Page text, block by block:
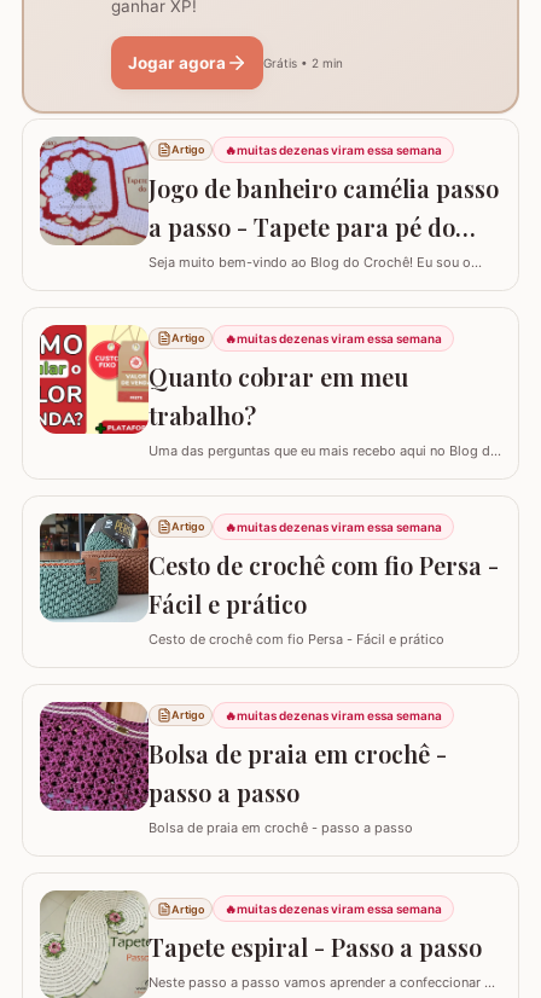
ganhar XP!
Jogar agora Grátis • 2 min
Artigo 🔥muitas dezenas viram essa semana
Jogo de banheiro camélia passo
a passo - Tapete para pé do
vaso
Seja muito bem-vindo ao Blog do Crochê! Eu sou o
tapete camélia para o pé do vaso sanitário. Este passo
a passo foi elaborado com muito carinho para que você
complete seu jogo de banheiro com perfeição. É uma
peça com encaixe preciso e um…
Artigo 🔥muitas dezenas viram essa semana
Quanto cobrar em meu
trabalho?
Uma das perguntas que eu mais recebo aqui no Blog do
quem já tem estrada, é: "Samuel, quanto eu devo cobrar
pelas minhas peças?". Eu sei que muitas vezes o medo
de cobrar o valor justo e não vender fala mais alto, mas
hoje eu quero te ajudar a mudar…
Artigo 🔥muitas dezenas viram essa semana
Cesto de crochê com fio Persa -
Fácil e prático
Cesto de crochê com fio Persa - Fácil e prático
Artigo 🔥muitas dezenas viram essa semana
Bolsa de praia em crochê -
passo a passo
Bolsa de praia em crochê - passo a passo
Artigo 🔥muitas dezenas viram essa semana
Tapete espiral - Passo a passo
Neste passo a passo vamos aprender a confeccionar o